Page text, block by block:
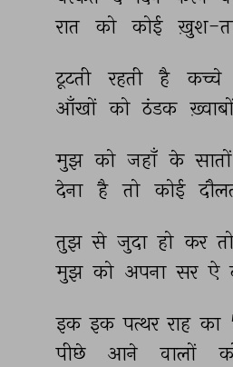
रात
को कोई ख़ुश-
टूटती रहती है कच्चे
आँखों को ठंडक
मुझ को जहाँ के सातों
देना है तो कोई
तुझ से जुदा हो कर
मुझ को अपना सर ऐ
इक इक पत्थर राह का
पीछे
आने वालों